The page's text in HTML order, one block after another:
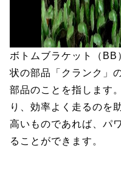
ボトムブラケット（BB
状の部品「クランク」
部品のことを指します
り、効率よく走るのを
高いものであれば、パ
ることができます。